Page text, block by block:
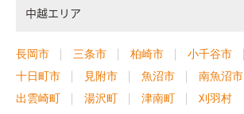
中越エリア
長岡市 三条市 柏崎市 小千谷市
十日町市
見附市 魚沼市 南魚沼市
出雲崎町
湯沢町 津南町 刈羽村